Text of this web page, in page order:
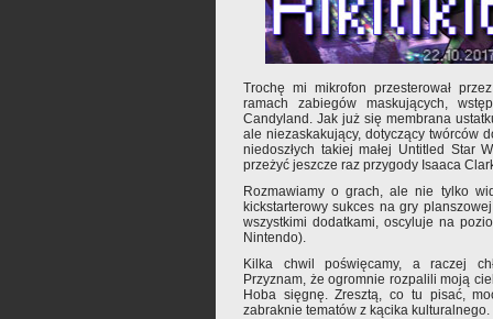
Trochę mi mikrofon przesterował
ramach zabiegów maskujących,
Candyland. Jak już się membrana
ale niezaskakujący, dotyczący twórców
niedoszłych takiej małej Untitled Star
przeżyć jeszcze raz przygody Isaaca
Rozmawiamy o grach, ale nie tylko
kickstarterowy sukces na gry
wszystkimi dodatkami, oscyluje na
Nintendo).
Kilka chwil poświęcamy, a raczej
Przyznam, że ogromnie rozpalili moją
Hoba sięgnę. Zresztą, co tu pisać,
zabraknie tematów z kącika kulturalnego.